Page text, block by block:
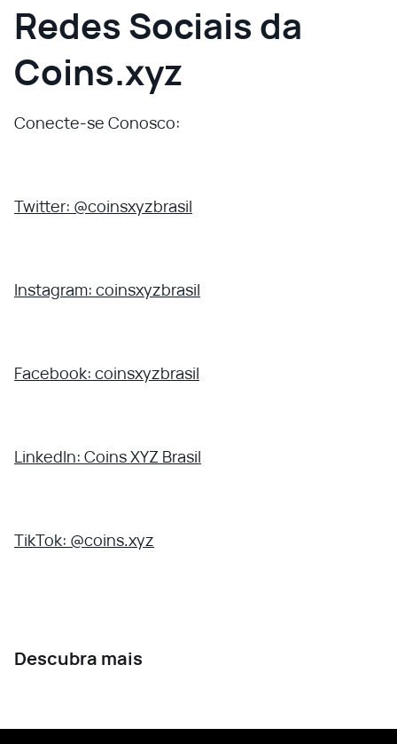
Redes Sociais da
Coins.xyz
Conecte-se Conosco:
Twitter: @coinsxyzbrasil
Instagram: coinsxyzbrasil
Facebook: coinsxyzbrasil
LinkedIn: Coins XYZ Brasil
TikTok: @coins.xyz
Descubra mais